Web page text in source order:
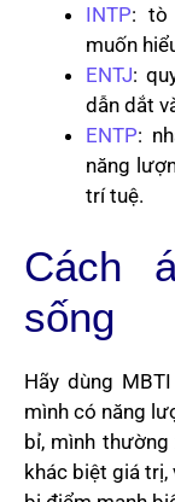
INTP: tò
muốn
ENTJ:
dẫn dắt
ENTP:
năng
trí tuệ.
Cách
sống
Hãy dùng
mình có năng
bỉ, mình
khác biệt giá trị,